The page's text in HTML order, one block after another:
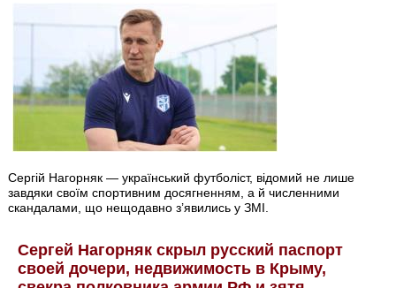
Сергій Нагорняк — український футболіст, відомий не лише
завдяки своїм спортивним досягненням, а й численними
скандалами, що нещодавно з’явились у ЗМІ.
Сергей Нагорняк скрыл русский паспорт
своей дочери, недвижимость в Крыму,